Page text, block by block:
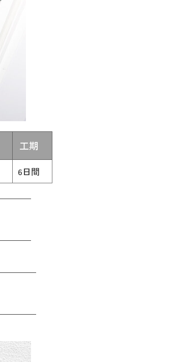
工期
6日間